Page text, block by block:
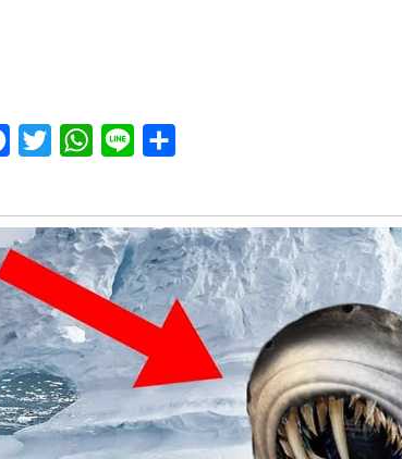
Facebook
Twitter WhatsApp
Line